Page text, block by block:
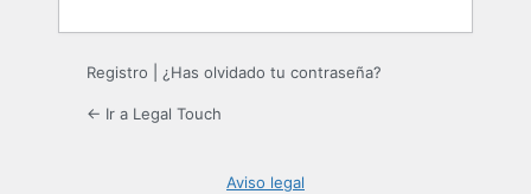
Registro ¿Has olvidado tu contraseña?
← Ir a Legal Touch
Aviso legal